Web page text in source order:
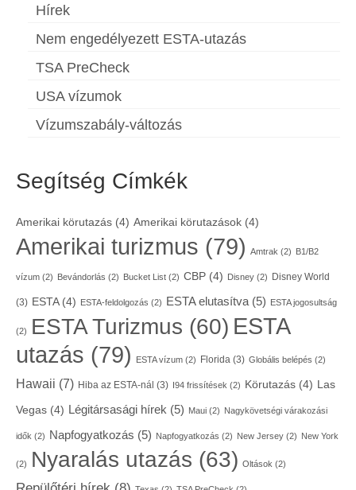
Hírek
Nem engedélyezett ESTA-utazás
TSA PreCheck
USA vízumok
Vízumszabály-változás
Segítség Címkék
Amerikai körutazás (4) Amerikai körutazások (4)
Amerikai turizmus (79) Amtrak (2) B1/B2
vízum (2) Bevándorlás (2) Bucket List (2) CBP (4) Disney (2) Disney World
(3) ESTA(4) ESTA-feldolgozás (2) ESTA elutasítva(5) ESTA jogosultság
(2) ESTA Turizmus (60) ESTA
utazás (79) ESTA vízum (2) Florida (3) Globális belépés (2)
Hawaii (7) Hiba az ESTA-nál (3) I94 frissítések (2) Körutazás (4) Las
Vegas (4) Légitársasági hírek (5) Maui (2) Nagykövetségi várakozási
idők (2) Napfogyatkozás (5) Napfogyatkozás (2) New Jersey (2) New York
(2) Nyaralás utazás (63) Oltások (2)